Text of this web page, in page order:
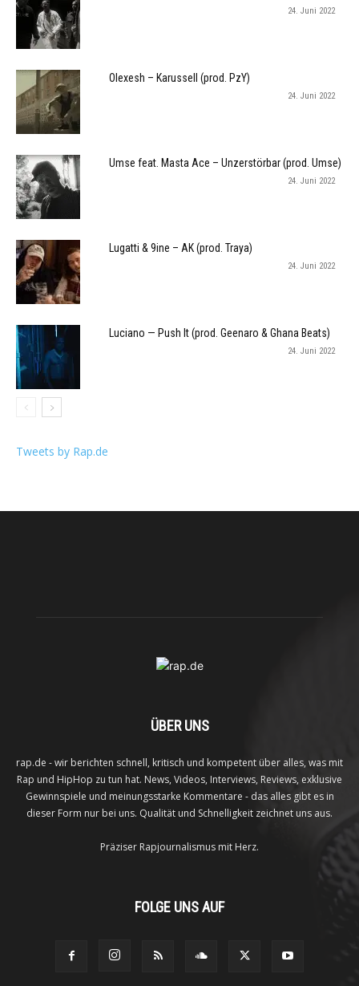
24. Juni 2022
Olexesh – Karussell (prod. PzY)
24. Juni 2022
Umse feat. Masta Ace – Unzerstörbar (prod. Umse)
24. Juni 2022
Lugatti & 9ine – AK (prod. Traya)
24. Juni 2022
Luciano — Push It (prod. Geenaro & Ghana Beats)
24. Juni 2022
Tweets by Rap.de
ÜBER UNS
rap.de - wir berichten schnell, kritisch und kompetent über alles, was mit
Rap und HipHop zu tun hat. News, Videos, Interviews, Reviews, exklusive
Gewinnspiele und meinungsstarke Kommentare - das alles gibt es in
dieser Form nur bei uns. Qualität und Schnelligkeit zeichnet uns aus.
Präziser Rapjournalismus mit Herz.
FOLGE UNS AUF